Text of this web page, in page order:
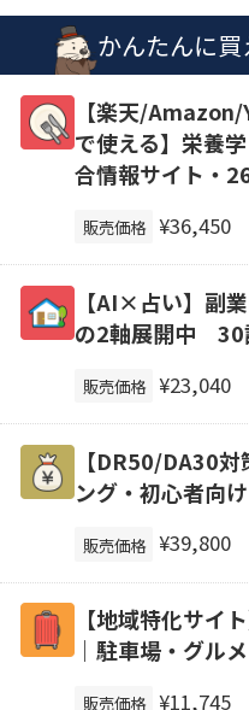
かんたんに
【楽天/
で使える】栄養
合情報サイト・
販売価格 ¥36,450
【AI×占い】副
の2軸展開中 30
販売価格 ¥23,040
【DR50/DA30
ング・初心者向
販売価格 ¥39,800
【地域特化サイ
｜駐車場・グル
販売価格 ¥11,745